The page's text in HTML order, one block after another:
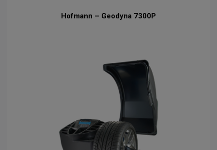
Hofmann – Geodyna 7300P